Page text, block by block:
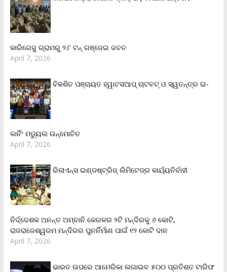
କାରିଗେଜୁ ଗ୍ରାମରୁ ୨.୮ ଟନ୍ ଗଞ୍ଜେଇ ଜବତ
April 7, 2026
ବିକଶିତ ପଞ୍ଚାୟତ ହ୍ୱାଟସଆପ୍ ଚାଟବଟ୍ ଓ ସ୍ୱତନ୍ତ୍ର ଇ-
ଲର୍ନିଂ ମଡ୍ୟୁଲ ଉନ୍ମୋଚିତ
April 7, 2026
ରିଲାଏନ୍‌ସ ଇଣ୍ଡଷ୍ଟ୍ରିଜ୍ ଲିମିଟେଡ୍‌ର କାର୍ଯ୍ୟନିର୍ବାହୀ
ନିର୍ଦ୍ଦେଶକ ଅନନ୍ତ ଅମ୍ବାନି କେରଳର ୨ଟି ମନ୍ଦିରକୁ ୬ କୋଟି,
ରାଜରାଜେଶ୍ୱରମ ମନ୍ଦିରର ପୁନର୍ନିର୍ମାଣ ପାଇଁ ୧୨ କୋଟି ଦାନ
April 7, 2026
ଭାରତ ଉପରେ ଆମେରିକା ଲଗାଇବ ୫୦୦ ପ୍ରତିଶତ ଟାରିଫ